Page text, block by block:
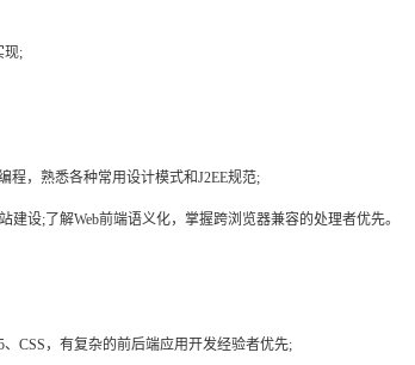
现;
程，熟悉各种常用设计模式和J2EE规范;
建设;了解Web前端语义化，掌握跨浏览器兼容的处理者优先。
、CSS，有复杂的前后端应用开发经验者优先;